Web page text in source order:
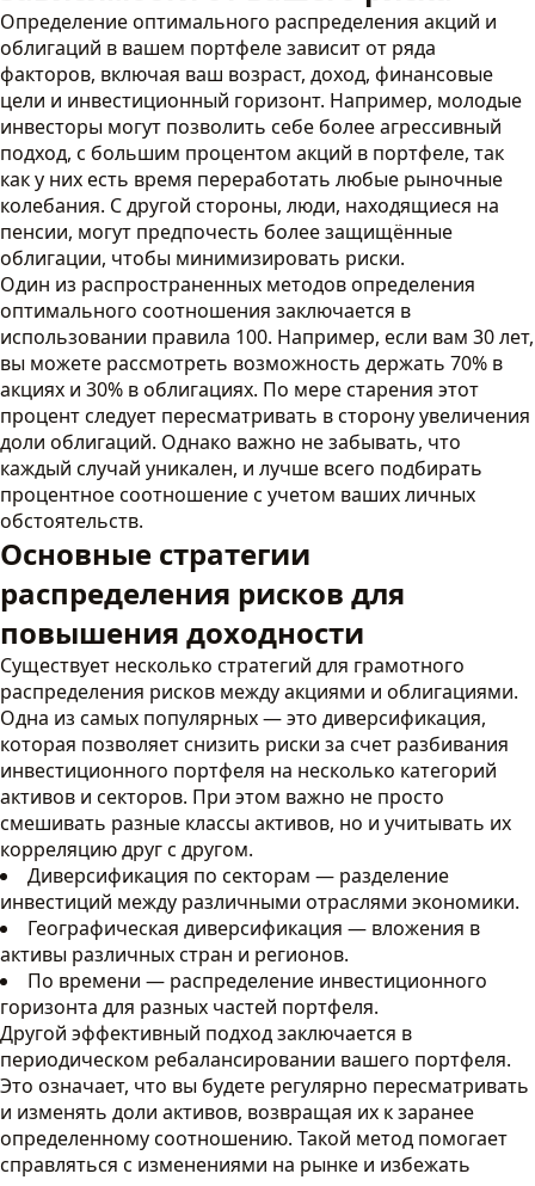
Определение оптимального распределения акций и
облигаций в вашем портфеле зависит от ряда
факторов, включая ваш возраст, доход, финансовые
цели и инвестиционный горизонт. Например, молодые
инвесторы могут позволить себе более агрессивный
подход, с большим процентом акций в портфеле, так
как у них есть время переработать любые рыночные
колебания. С другой стороны, люди, находящиеся на
пенсии, могут предпочесть более защищённые
облигации, чтобы минимизировать риски.
Один из распространенных методов определения
оптимального соотношения заключается в
использовании правила 100. Например, если вам 30 лет,
вы можете рассмотреть возможность держать 70% в
акциях и 30% в облигациях. По мере старения этот
процент следует пересматривать в сторону увеличения
доли облигаций. Однако важно не забывать, что
каждый случай уникален, и лучше всего подбирать
процентное соотношение с учетом ваших личных
обстоятельств.
Основные стратегии
распределения рисков для
повышения доходности
Существует несколько стратегий для грамотного
распределения рисков между акциями и облигациями.
Одна из самых популярных — это диверсификация,
которая позволяет снизить риски за счет разбивания
инвестиционного портфеля на несколько категорий
активов и секторов. При этом важно не просто
смешивать разные классы активов, но и учитывать их
корреляцию друг с другом.
Диверсификация по секторам — разделение
инвестиций между различными отраслями экономики.
Географическая диверсификация — вложения в
активы различных стран и регионов.
По времени — распределение инвестиционного
горизонта для разных частей портфеля.
Другой эффективный подход заключается в
периодическом ребалансировании вашего портфеля.
Это означает, что вы будете регулярно пересматривать
и изменять доли активов, возвращая их к заранее
определенному соотношению. Такой метод помогает
справляться с изменениями на рынке и избежать